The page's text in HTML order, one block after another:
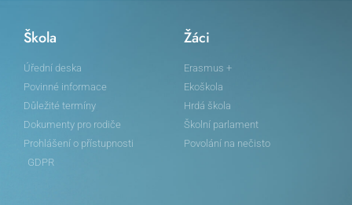
Škola
Úřední deska
Povinné informace
Důležité termíny
Dokumenty pro rodiče
Prohlášení o přístupnosti
GDPR
Žáci
Erasmus +
Ekoškola
Hrdá škola
Školní parlament
Povolání na nečisto